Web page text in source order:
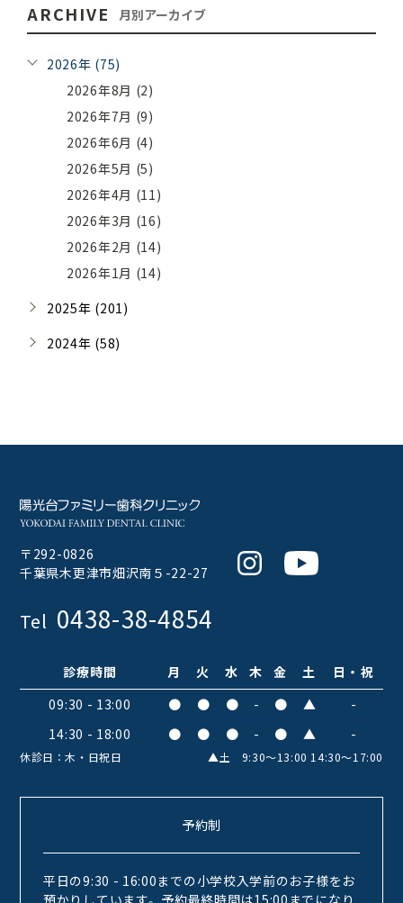
ARCHIVE 月別アーカイブ
2026年 (75)
2026年8月 (2)
2026年7月 (9)
2026年6月 (4)
2026年5月 (5)
2026年4月 (11)
2026年3月 (16)
2026年2月 (14)
2026年1月 (14)
2025年 (201)
2024年 (58)
〒292-0826
千葉県木更津市畑沢南５-22-27
InstagramYoutube
Tel 0438-38-4854
診療時間 月 火 水 木 金 土
日・祝
09:30 - 13:00
● ● ● - ● ▲
-
14:30 - 18:00
● ● ● - ● ▲ -
休診日：木・日祝日 ▲土 9:30〜13:00 14:30〜17:00
予約制
平日の9:30 - 16:00までの小学校入学前のお子様をお
預かりしています。予約最終時間は15:00までになり